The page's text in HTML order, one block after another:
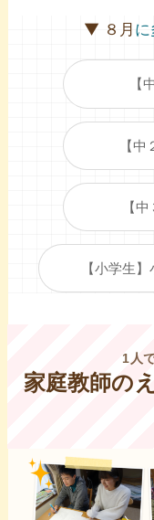
▼ ８月
【
【
【
【小学生
1人
家庭教師の